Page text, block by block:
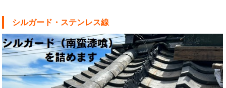
シルガード・ステンレス線